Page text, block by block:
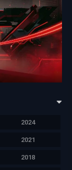
2024
2021
2018